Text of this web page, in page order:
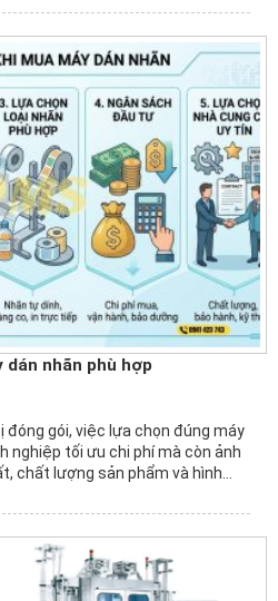
dán nhãn phù hợp
gói, việc lựa chọn đúng máy
nghiệp tối ưu chi phí mà còn ảnh
chất lượng sản phẩm và hình…